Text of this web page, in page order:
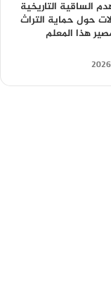
الساقية التاريخية
حول حماية التراث
هذا المعلم